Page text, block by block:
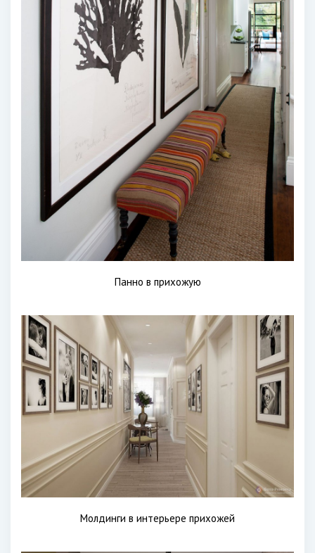
Панно в прихожую
Молдинги в интерьере прихожей